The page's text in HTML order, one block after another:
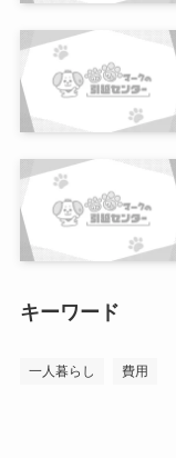
キーワード
一人暮らし 費用